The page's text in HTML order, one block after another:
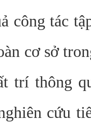
công tác
cơ sở
trí thông
cứu